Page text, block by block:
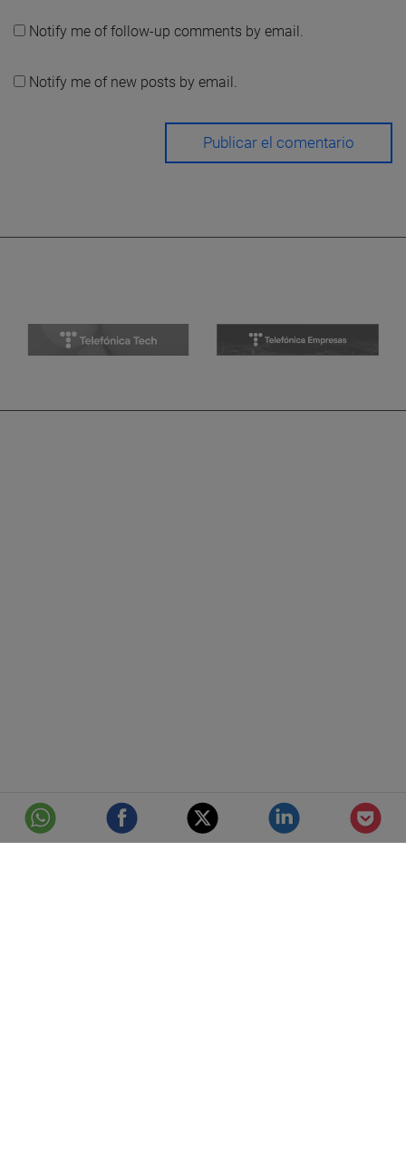
Notify me of follow-up comments by email.
Notify me of new posts by email.